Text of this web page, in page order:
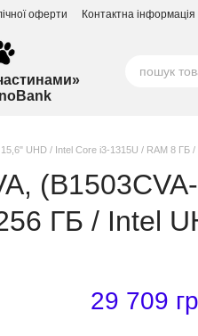
оферти Контактна інформація
UHD / Intel Core i3-1315U / RAM 8 ГБ
ГБ / Intel
29 709